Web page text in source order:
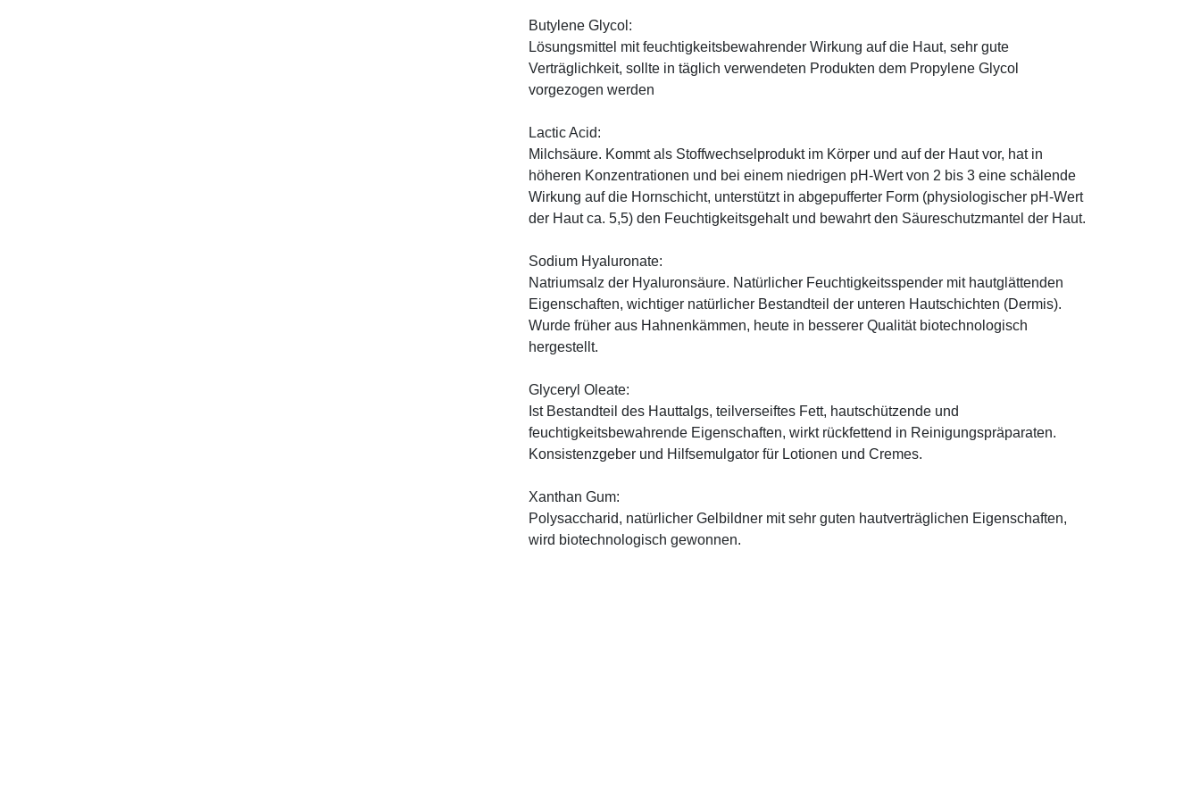
Butylene Glycol:
Lösungsmittel mit feuchtigkeitsbewahrender Wirkung auf die Haut, sehr gute
Verträglichkeit, sollte in täglich verwendeten Produkten dem Propylene Glycol
vorgezogen werden
Lactic Acid:
Milchsäure. Kommt als Stoffwechselprodukt im Körper und auf der Haut vor, hat in
höheren Konzentrationen und bei einem niedrigen pH-Wert von 2 bis 3 eine schälende
Wirkung auf die Hornschicht, unterstützt in abgepufferter Form (physiologischer pH-Wert
der Haut ca. 5,5) den Feuchtigkeitsgehalt und bewahrt den Säureschutzmantel der Haut.
Sodium Hyaluronate:
Natriumsalz der Hyaluronsäure. Natürlicher Feuchtigkeitsspender mit hautglättenden
Eigenschaften, wichtiger natürlicher Bestandteil der unteren Hautschichten (Dermis).
Wurde früher aus Hahnenkämmen, heute in besserer Qualität biotechnologisch
hergestellt.
Glyceryl Oleate:
Ist Bestandteil des Hauttalgs, teilverseiftes Fett, hautschützende und
feuchtigkeitsbewahrende Eigenschaften, wirkt rückfettend in Reinigungspräparaten.
Konsistenzgeber und Hilfsemulgator für Lotionen und Cremes.
Xanthan Gum:
Polysaccharid, natürlicher Gelbildner mit sehr guten hautverträglichen Eigenschaften,
wird biotechnologisch gewonnen.